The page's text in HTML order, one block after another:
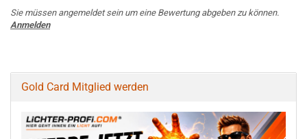
Sie müssen angemeldet sein um eine Bewertung abgeben zu können.
Anmelden
Gold Card Mitglied werden